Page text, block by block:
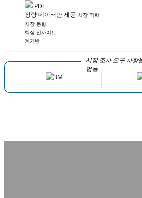
PDF
정량 데이터만 제공 시장 역학
시장 동향
핵심 인사이트
계기반
시장 조사 요구 사항
업들